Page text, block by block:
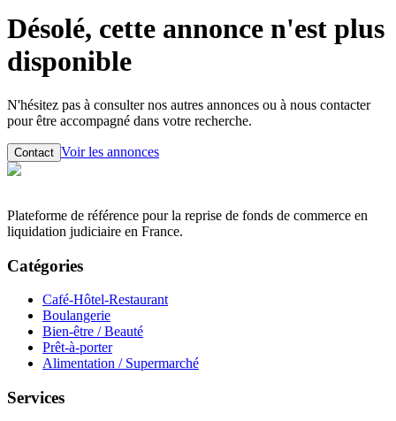
Désolé, cette annonce n'est plus
disponible
N'hésitez pas à consulter nos autres annonces ou à nous contacter
pour être accompagné dans votre recherche.
Contact Voir les annonces
Plateforme de référence pour la reprise de fonds de commerce en
liquidation judiciaire en France.
Catégories
Café-Hôtel-Restaurant
Boulangerie
Bien-être / Beauté
Prêt-à-porter
Alimentation / Supermarché
Services